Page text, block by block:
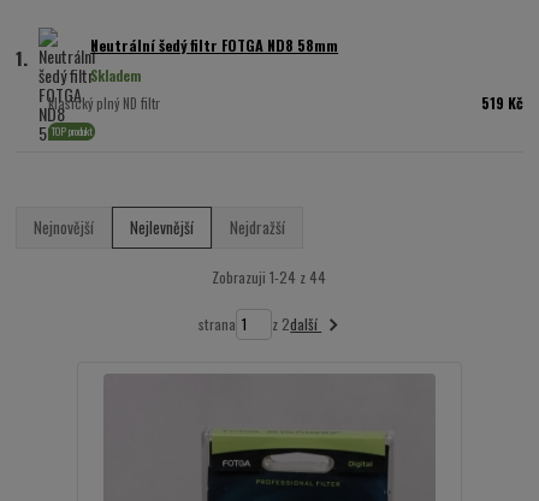
1. Neutrální šedý filtr FOTGA ND8 58mm
klasický plný ND filtr
Skladem
TOP produkt
519 Kč
Nejnovější Nejlevnější Nejdražší
Zobrazuji 1-24 z 44
strana z 2další